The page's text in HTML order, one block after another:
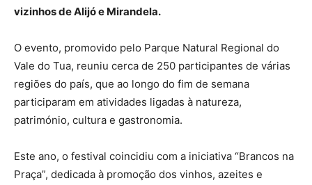
vizinhos de Alijó e Mirandela.
O evento, promovido pelo Parque Natural Regional do
Vale do Tua, reuniu cerca de 250 participantes de várias
regiões do país, que ao longo do fim de semana
participaram em atividades ligadas à natureza,
património, cultura e gastronomia.
Este ano, o festival coincidiu com a iniciativa “Brancos na
Praça”, dedicada à promoção dos vinhos, azeites e